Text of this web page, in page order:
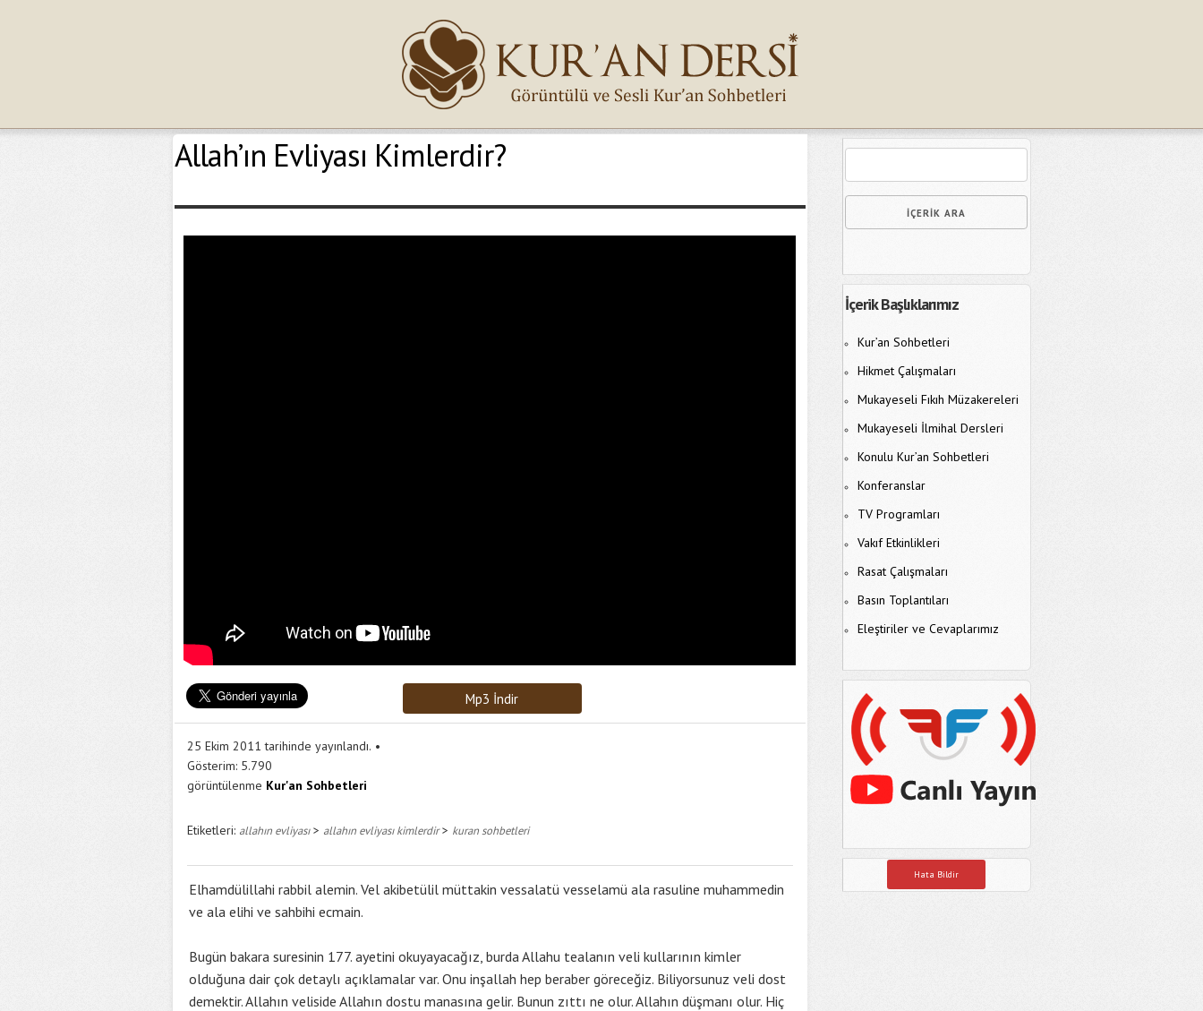
Allah’ın Evliyası Kimlerdir?
Mp3 İndir
25 Ekim 2011 tarihinde yayınlandı.
Gösterim: 5.790
görüntülenme Kur'an Sohbetleri
Etiketleri: allahın evliyası> allahın evliyası kimlerdir> kuran sohbetleri
Elhamdülillahi rabbil alemin. Vel akibetülil müttakin vessalatü vesselamü ala rasuline muhammedin
ve ala elihi ve sahbihi ecmain.
Bugün bakara suresinin 177. ayetini okuyayacağız, burda Allahu tealanın veli kullarının kimler
olduğuna dair çok detaylı açıklamalar var. Onu inşallah hep beraber göreceğiz. Biliyorsunuz veli dost
demektir. Allahın veliside Allahın dostu manasına gelir. Bunun zıttı ne olur. Allahın düşmanı olur. Hiç
İçerik Başlıklarımız
Kur’an Sohbetleri
Hikmet Çalışmaları
Mukayeseli Fıkıh Müzakereleri
Mukayeseli İlmihal Dersleri
Konulu Kur’an Sohbetleri
Konferanslar
TV Programları
Vakıf Etkinlikleri
Rasat Çalışmaları
Basın Toplantıları
Eleştiriler ve Cevaplarımız
Hata Bildir